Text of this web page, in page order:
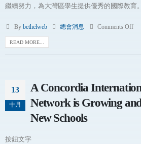
繼續努力，為大灣區學生提供優秀的國際教育
By bethelweb 總會消息 Comments Off
READ MORE...
13
十月
A Concordia
Network is Growing
New Schools
按鈕文字